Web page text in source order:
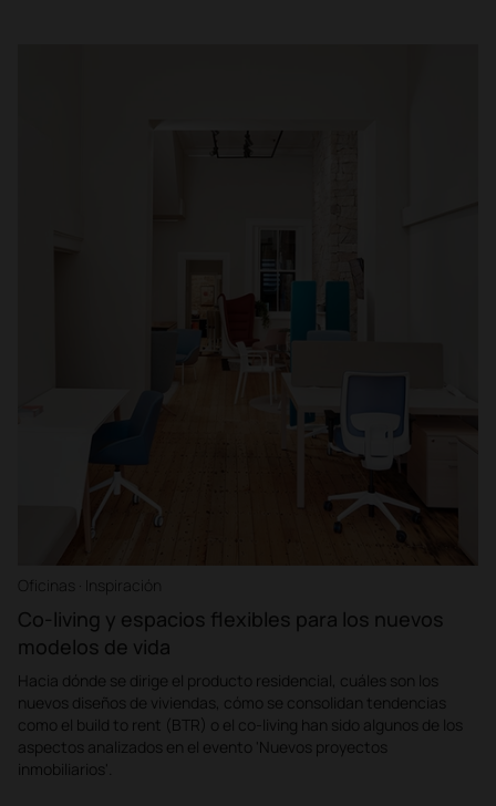
Oficinas · Inspiración
Co-living y espacios flexibles para los nuevos
modelos de vida
Hacia dónde se dirige el producto residencial, cuáles son los
nuevos diseños de viviendas, cómo se consolidan tendencias
como el build to rent (BTR) o el co-living han sido algunos de los
aspectos analizados en el evento 'Nuevos proyectos
inmobiliarios'.